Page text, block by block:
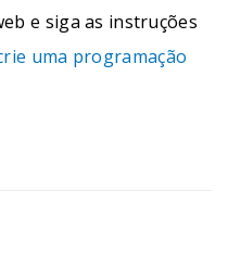
e siga as instruções
uma programação